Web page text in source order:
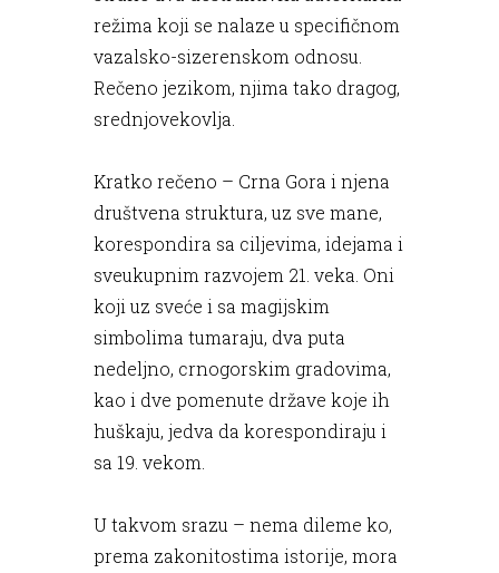
režima koji se nalaze u specifičnom
vazalsko-sizerenskom odnosu.
Rečeno jezikom, njima tako dragog,
srednjovekovlja.
Kratko rečeno – Crna Gora i njena
društvena struktura, uz sve mane,
korespondira sa ciljevima, idejama i
sveukupnim razvojem 21. veka. Oni
koji uz sveće i sa magijskim
simbolima tumaraju, dva puta
nedeljno, crnogorskim gradovima,
kao i dve pomenute države koje ih
huškaju, jedva da korespondiraju i
sa 19. vekom.
U takvom srazu – nema dileme ko,
prema zakonitostima istorije, mora